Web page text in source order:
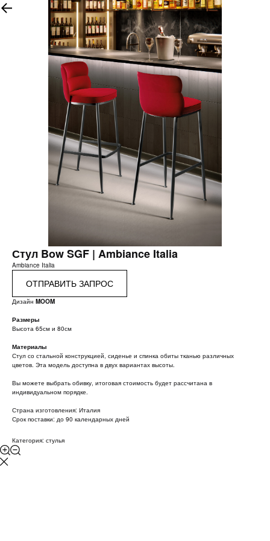
Стул Bow SGF | Ambiance Italia
Ambiance Italia
ОТПРАВИТЬ ЗАПРОС
Дизайн MOOM
Размеры
Высота 65см и 80см
Материалы
Стул со стальной конструкцией, сиденье и спинка обиты тканью различных
цветов. Эта модель доступна в двух вариантах высоты.
Вы можете выбрать обивку, итоговая стоимость будет рассчитана в
индивидуальном порядке.
Страна изготовления: Италия
Срок поставки: до 90 календарных дней
Категория: стулья